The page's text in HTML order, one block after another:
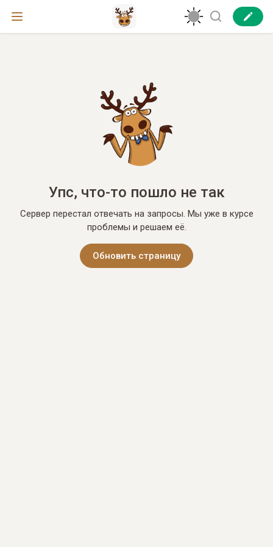
Упс, что-то пошло не так
Сервер перестал отвечать на запросы. Мы уже в курсе
проблемы и решаем её.
Обновить страницу